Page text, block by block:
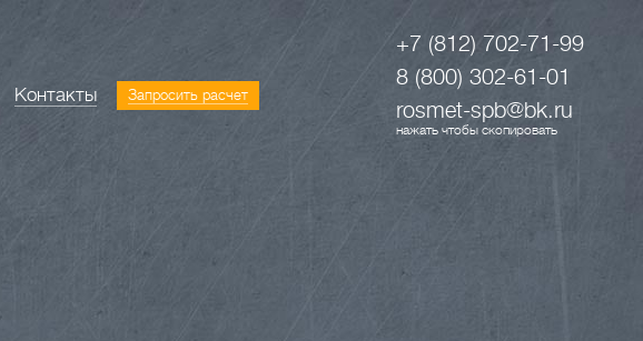
Контакты Запросить расчет
+7 (812) 702-71-99
8 (800) 302-61-01
rosmet-spb@bk.ru
нажать чтобы скопировать